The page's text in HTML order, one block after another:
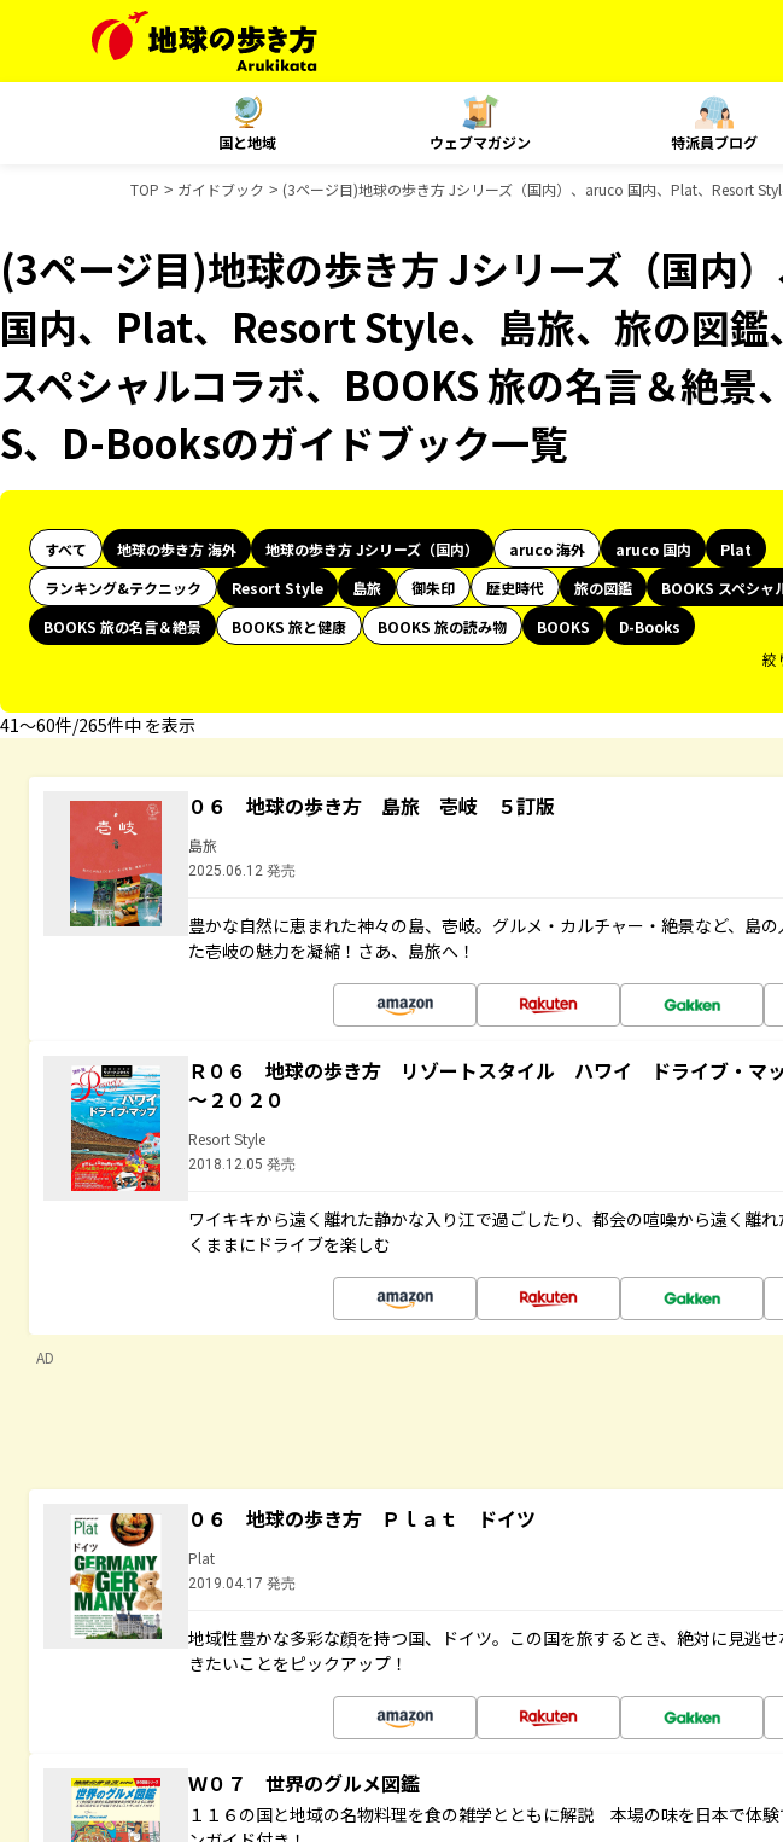
国と地域 ウェブマガジン 特派員ブログ
TOP ガイドブック (3ページ目)地球の歩き方 Jシリーズ（国内）、aruco 国内、Plat、Resort
(3ページ目)地球の歩き方 Jシリーズ（国内
国内、Plat、Resort Style、島旅、旅の図鑑
スペシャルコラボ、BOOKS 旅の名言＆絶景
S、D-Booksのガイドブック一覧
すべて 地球の歩き方 海外 地球の歩き方 Jシリーズ（国内） aruco 海外 aruco 国内
Plat
ランキング&テクニック
Resort Style 島旅 御朱印 歴史時代 旅の図鑑
BOOKS スペシャ
BOOKS 旅の名言＆絶景
BOOKS 旅と健康 BOOKS 旅の読み物 BOOKS
D-Books
絞
41〜60件/265件中 を表示
０６ 地球の歩き方 島旅 壱岐 ５訂版
島旅
2025.06.12 発売
豊かな自然に恵まれた神々の島、壱岐。グルメ・カルチャー・絶景など、島
た壱岐の魅力を凝縮！さあ、島旅へ！
Ｒ０６ 地球の歩き方 リゾートスタイル ハワイ ドライブ・マ
～２０２０
Resort Style
2018.12.05 発売
ワイキキから遠く離れた静かな入り江で過ごしたり、都会の喧噪から遠く離
くままにドライブを楽しむ
AD
０６ 地球の歩き方 Ｐｌａｔ ドイツ
Plat
2019.04.17 発売
地域性豊かな多彩な顔を持つ国、ドイツ。この国を旅するとき、絶対に見逃
きたいことをピックアップ！
Ｗ０７ 世界のグルメ図鑑
１１６の国と地域の名物料理を食の雑学とともに解説 本場の味を日本で体験